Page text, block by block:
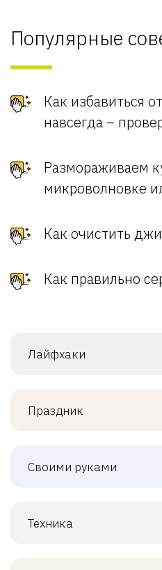
Популярные
Как избавиться
навсегда –
Размораживаем
микроволновке
Как очистить
Как правильно
Лайфхаки
Праздник
Своими руками
Техника